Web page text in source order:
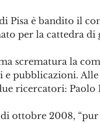
Pisa è bandito il
per la cattedra di
scrematura la
pubblicazioni.
ricercatori:
ottobre 2008,